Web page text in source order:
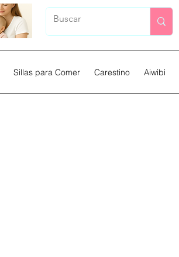
Sillas para Comer Carestino Aiwibi